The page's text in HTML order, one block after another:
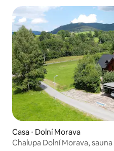
Casa ⋅ Dolní Morava
Chalupa Dolní Morava,